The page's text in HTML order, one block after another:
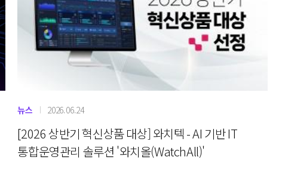
뉴스 2026.06.24
[2026 상반기 혁신상품 대상] 와치텍 - AI 기반 IT
통합운영관리 솔루션 '와치올(WatchAll)'